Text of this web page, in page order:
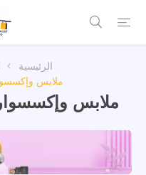
الرئيسية
ملابس
ملابس